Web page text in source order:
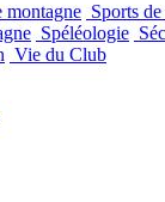
montagne Sports
Spéléologie
Vie du Club